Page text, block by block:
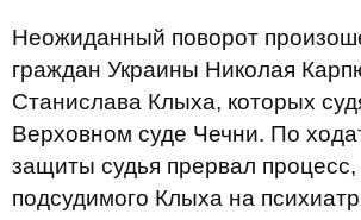
Неожиданный поворот
граждан Украины Николая
Станислава Клыха, которых
Верховном суде Чечни. По
защиты судья прервал
подсудимого Клыха на